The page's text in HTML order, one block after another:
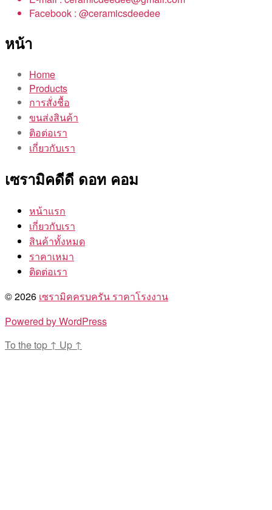
Facebook : @ceramicsdeedee
หน้า
Home
Products
การสั่งชื้อ
ขนส่งสินค้า
ติอต่อเรา
เกี่ยวกับเรา
เซรามิคดีดี ดอท คอม
หน้าแรก
เกี่ยวกับเรา
สินค้าทั้งหมด
ราคาเหมา
ติดต่อเรา
© 2026 เซรามิคครบครัน ราคาโรงงาน
Powered by WordPress
To the top ↑ Up ↑